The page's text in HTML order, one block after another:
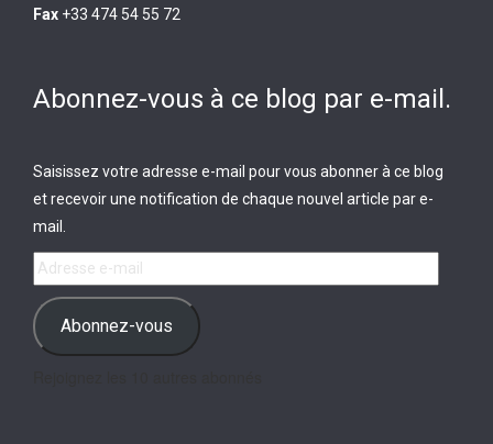
Fax +33 474 54 55 72
Abonnez-vous à ce blog par e-mail.
Saisissez votre adresse e-mail pour vous abonner à ce blog
et recevoir une notification de chaque nouvel article par e-
mail.
Adresse
e-
mail Abonnez-vous